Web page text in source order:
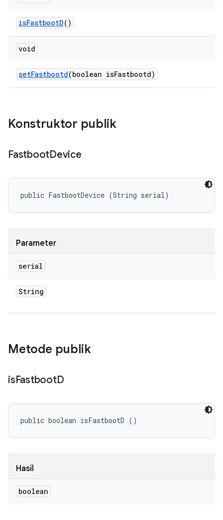
isFastbootD()
void
setFastbootd(boolean isFastbootd)
Konstruktor publik
FastbootDevice
public FastbootDevice (String serial)
Parameter
serial
String
Metode publik
isFastbootD
public boolean isFastbootD ()
Hasil
boolean